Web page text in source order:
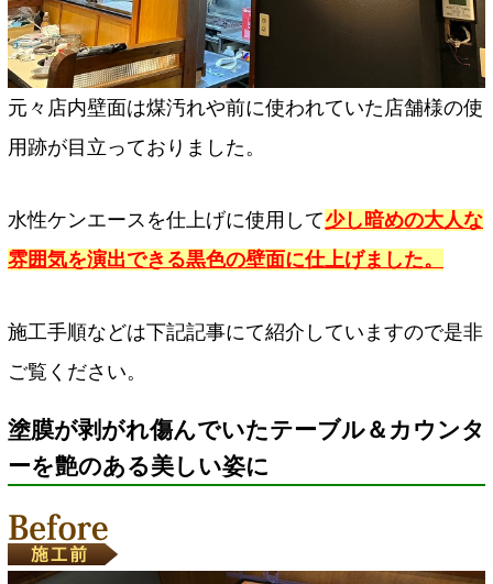
元々店内壁面は煤汚れや前に使われていた店舗様の使
用跡が目立っておりました。
水性ケンエースを仕上げに使用して少し暗めの大人な
雰囲気を演出できる黒色の壁面に仕上げました。
施工手順などは下記記事にて紹介していますので是非
ご覧ください。
塗膜が剥がれ傷んでいたテーブル＆カウンタ
ーを艶のある美しい姿に